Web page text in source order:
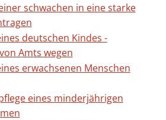
schwachen in eine starke
deutschen Kindes -
Amts wegen
erwachsenen Menschen
eines minderjährigen